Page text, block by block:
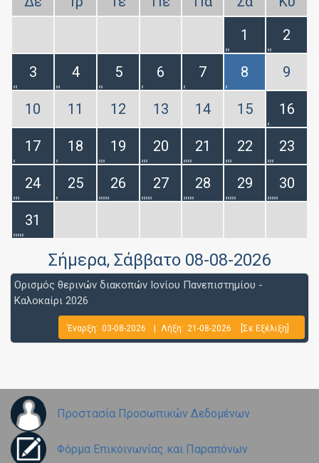
1
2
3 4 5 6 7 8 9
10 11 12 13 14 15 16
17 18 19 20 21 22 23
24 25 26 27 28 29 30
31
Σήμερα, Σάββατο 08-08-2026
Ορισμός θερινών διακοπών Ιονίου Πανεπιστημίου -
Καλοκαίρι 2026
Έναρξη: 03-08-2026 | Λήξη: 21-08-2026 [Σε Εξέλιξη]
Προστασία Προσωπικών Δεδομένων
Φόρμα Επικοινωνίας και Παραπόνων